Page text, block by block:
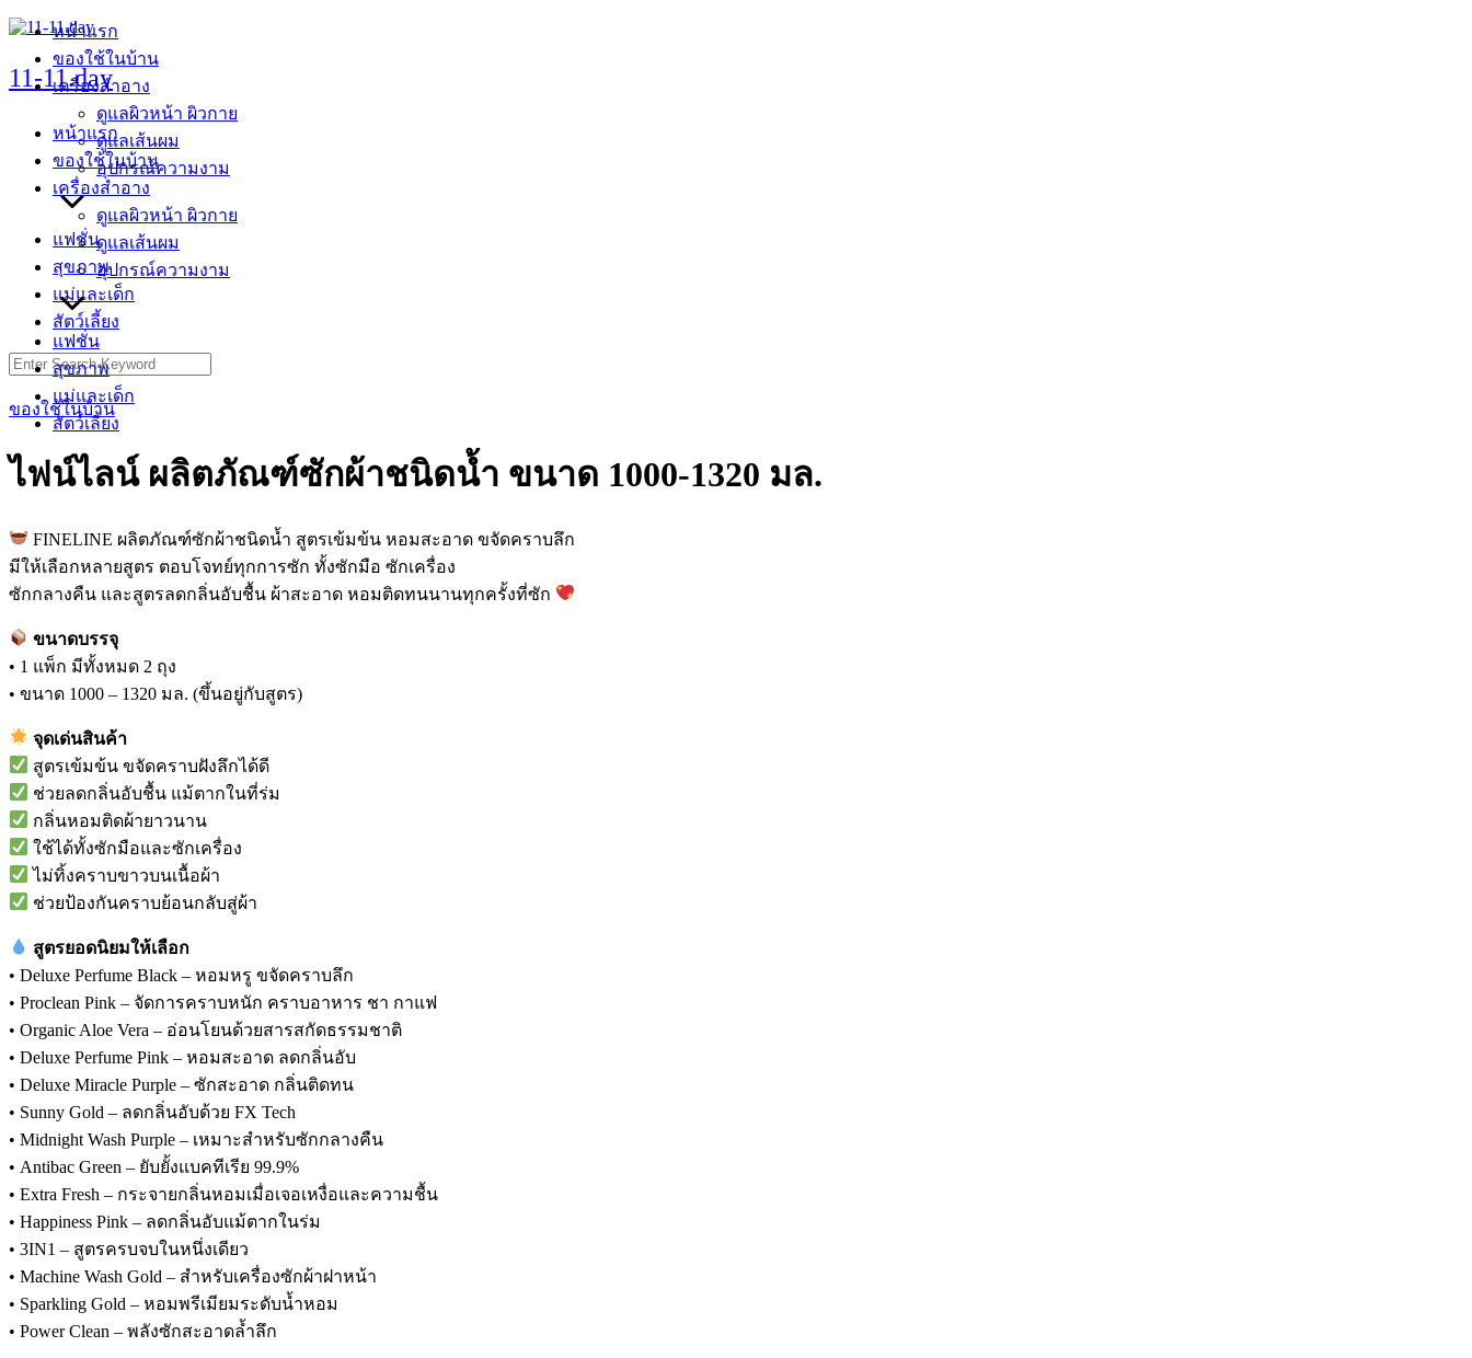
Skip
content
11-11.day
หน้าแรก
ของใช้ในบ้าน
เครื่องสำอาง
ดูแลผิวหน้า ผิวกาย
ดูแลเส้นผม
อุปกรณ์ความงาม
แฟชั่น
สุขภาพ
แม่และเด็ก
สัตว์เลี้ยง
หน้าแรก
ของใช้ในบ้าน
เครื่องสำอาง
ดูแลผิวหน้า ผิวกาย
ดูแลเส้นผม
อุปกรณ์ความงาม
แฟชั่น
สุขภาพ
แม่และเด็ก
สัตว์เลี้ยง
Search
for:
ของใช้ในบ้าน
ไฟน์ไลน์ ผลิตภัณฑ์ซักผ้าชนิดน้ำ ขนาด 1000-1320 มล.
FINELINE ผลิตภัณฑ์ซักผ้าชนิดน้ำ สูตรเข้มข้น หอมสะอาด ขจัดคราบลึก
มีให้เลือกหลายสูตร ตอบโจทย์ทุกการซัก ทั้งซักมือ ซักเครื่อง
ซักกลางคืน และสูตรลดกลิ่นอับชื้น ผ้าสะอาด หอมติดทนนานทุกครั้งที่ซัก
ขนาดบรรจุ
• 1 แพ็ก มีทั้งหมด 2 ถุง
• ขนาด 1000 – 1320 มล. (ขึ้นอยู่กับสูตร)
จุดเด่นสินค้า
สูตรเข้มข้น ขจัดคราบฝังลึกได้ดี
ช่วยลดกลิ่นอับชื้น แม้ตากในที่ร่ม
กลิ่นหอมติดผ้ายาวนาน
ใช้ได้ทั้งซักมือและซักเครื่อง
ไม่ทิ้งคราบขาวบนเนื้อผ้า
ช่วยป้องกันคราบย้อนกลับสู่ผ้า
สูตรยอดนิยมให้เลือก
• Deluxe Perfume Black – หอมหรู ขจัดคราบลึก
• Proclean Pink – จัดการคราบหนัก คราบอาหาร ชา กาแฟ
• Organic Aloe Vera – อ่อนโยนด้วยสารสกัดธรรมชาติ
• Deluxe Perfume Pink – หอมสะอาด ลดกลิ่นอับ
• Deluxe Miracle Purple – ซักสะอาด กลิ่นติดทน
• Sunny Gold – ลดกลิ่นอับด้วย FX Tech
• Midnight Wash Purple – เหมาะสำหรับซักกลางคืน
• Antibac Green – ยับยั้งแบคทีเรีย 99.9%
• Extra Fresh – กระจายกลิ่นหอมเมื่อเจอเหงื่อและความชื้น
• Happiness Pink – ลดกลิ่นอับแม้ตากในร่ม
• 3IN1 – สูตรครบจบในหนึ่งเดียว
• Machine Wash Gold – สำหรับเครื่องซักผ้าฝาหน้า
• Sparkling Gold – หอมพรีเมียมระดับน้ำหอม
• Power Clean – พลังซักสะอาดล้ำลึก